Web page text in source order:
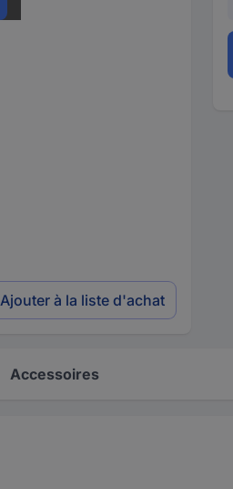
Ajouter à la liste d'achat
Accessoires